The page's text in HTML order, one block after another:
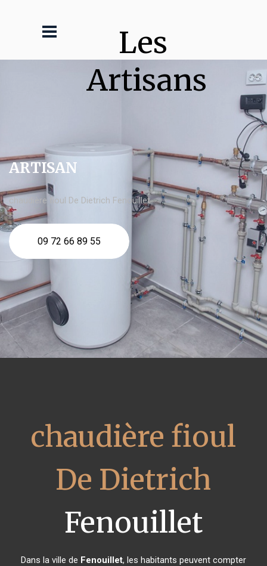
Les
Artisans
ARTISAN
chaudière fioul De Dietrich Fenouillet
09 72 66 89 55
chaudière fioul
De Dietrich
Fenouillet
Dans la ville de Fenouillet, les habitants peuvent compter